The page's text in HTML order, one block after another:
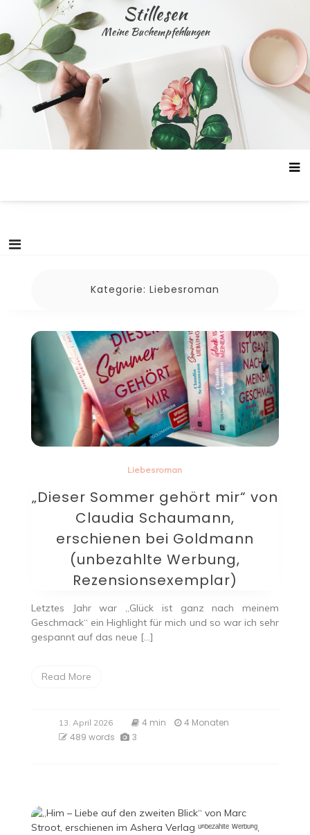
content
Stillesen
Meine Buchempfehlungen
Kategorie: Liebesroman
Liebesroman
„Dieser Sommer gehört mir“ von
Claudia Schaumann,
erschienen bei Goldmann
(unbezahlte Werbung,
Rezensionsexemplar)
Letztes Jahr war „Glück ist ganz nach meinem
Geschmack“ ein Highlight für mich und so war ich sehr
gespannt auf das neue […]
Read More
13. April 2026 4 min
4 Monaten
489 words
3